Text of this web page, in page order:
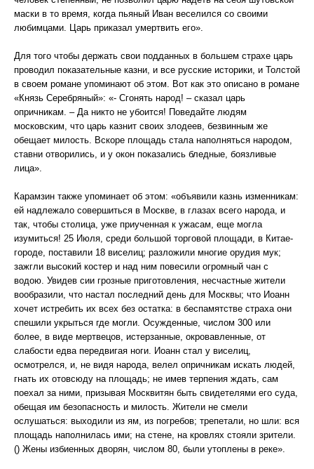
маски в то время, когда пьяный Иван веселился со своими
любимцами. Царь приказал умертвить его».
Для того чтобы держать свои подданных в большем страхе царь
проводил показательные казни, и все русские историки, и Толстой
в своем романе упоминают об этом. Вот как это описано в романе
«Князь Серебряный»: «- Сгонять народ! – сказал царь
опричникам. – Да никто не убоится! Поведайте людям
московским, что царь казнит своих злодеев, безвинным же
обещает милость. Вскоре площадь стала наполняться народом,
ставни отворились, и у окон показались бледные, боязливые
лица».
Карамзин также упоминает об этом: «объявили казнь изменникам:
ей надлежало совершиться в Москве, в глазах всего народа, и
так, чтобы столица, уже приученная к ужасам, еще могла
изумиться! 25 Июля, среди большой торговой площади, в Китае-
городе, поставили 18 виселиц; разложили многие орудия мук;
зажгли высокий костер и над ним повесили огромный чан с
водою. Увидев сии грозные приготовления, несчастные жители
вообразили, что настал последний день для Москвы; что Иоанн
хочет истребить их всех без остатка: в беспамятстве страха они
спешили укрыться где могли. Осужденные, числом 300 или
более, в виде мертвецов, истерзанные, окровавленные, от
слабости едва передвигая ноги. Иоанн стал у виселиц,
осмотрелся, и, не видя народа, велел опричникам искать людей,
гнать их отовсюду на площадь; не имев терпения ждать, сам
поехал за ними, призывая Москвитян быть свидетелями его суда,
обещая им безопасность и милость. Жители не смели
ослушаться: выходили из ям, из погребов; трепетали, но шли: вся
площадь наполнилась ими; на стене, на кровлях стояли зрители.
() Жены избиенных дворян, числом 80, были утоплены в реке».